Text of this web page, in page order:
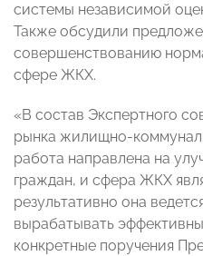
системы независимой
Также обсудили
совершенствованию
сфере ЖКХ.
«В состав Экспертного
рынка жилищно-
работа направлена на
граждан, и сфера ЖКХ
результативно она
вырабатывать
конкретные поручения